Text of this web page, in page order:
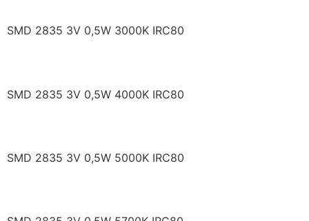
SMD 2835 3V 0,5W 3000K IRC80
SMD 2835 3V 0,5W 4000K IRC80
SMD 2835 3V 0,5W 5000K IRC80